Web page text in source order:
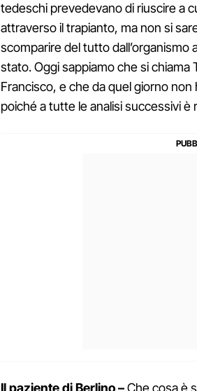
tedeschi prevedevano di riuscire a
attraverso il trapianto, ma non si
scomparire del tutto dall’organismo
stato. Oggi sappiamo che si
Francisco, e che da quel giorno
poiché a tutte le analisi successivi
Il paziente di Berlino –Che cosa è